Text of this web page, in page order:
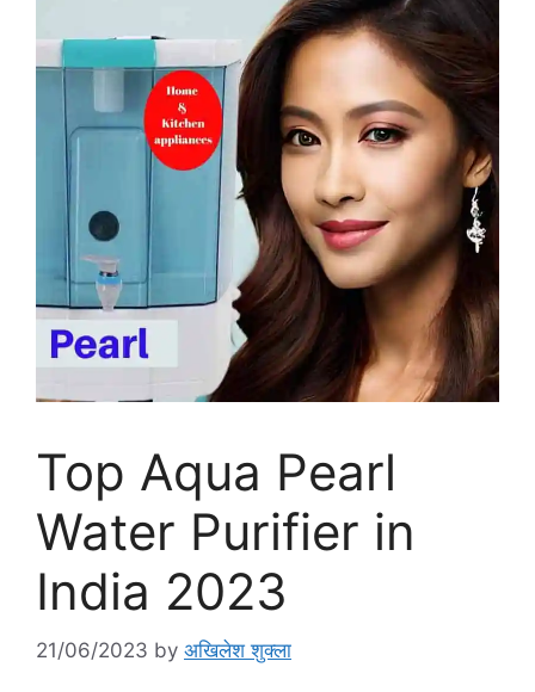
Top Aqua Pearl
Water Purifier in
India 2023
21/06/2023 by अखिलेश शुक्ला